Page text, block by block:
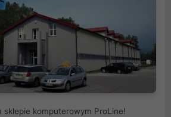
komputerowym ProLine!